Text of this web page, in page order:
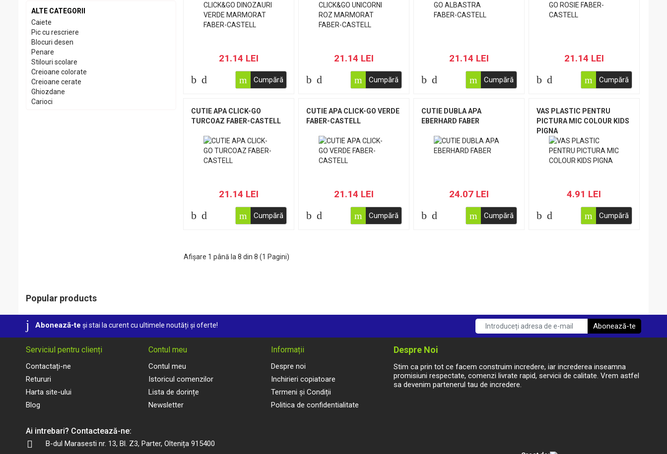
ALTE CATEGORII
Caiete
Pic cu rescriere
Blocuri desen
Penare
Stilouri scolare
Creioane colorate
Creioane cerate
Ghiozdane
Carioci
21.14 LEI
Cumpără
21.14 LEI
Cumpără
21.14 LEI
Cumpără
21.14 LEI
Cumpără
CUTIE APA CLICK-GO
TURCOAZ FABER-CASTELL
21.14 LEI
Cumpără
CUTIE APA CLICK-GO VERDE
FABER-CASTELL
21.14 LEI
Cumpără
CUTIE DUBLA APA
EBERHARD FABER
24.07 LEI
Cumpără
VAS PLASTIC PENTRU
PICTURA MIC COLOUR KIDS
PIGNA
4.91 LEI
Cumpără
Afișare 1 până la 8 din 8 (1 Pagini)
Popular products
Abonează-te și stai la curent cu ultimele noutăți și oferte! Abonează-te
Serviciul pentru clienți
Contactați-ne
Retururi
Harta site-ului
Blog
Contul meu
Contul meu
Istoricul comenzilor
Lista de dorințe
Newsletter
Informații
Despre noi
Inchirieri copiatoare
Termeni și Condiții
Politica de confidentialitate
Despre Noi
Stim ca prin tot ce facem construim incredere, iar increderea inseamna
promisiuni respectate, comenzi livrate rapid, servicii de calitate. Vrem astfel
sa devenim partenerul tau de incredere.
Ai intrebari? Contactează-ne:
B-dul Marasesti nr. 13, Bl. Z3, Parter, Oltenița 915400